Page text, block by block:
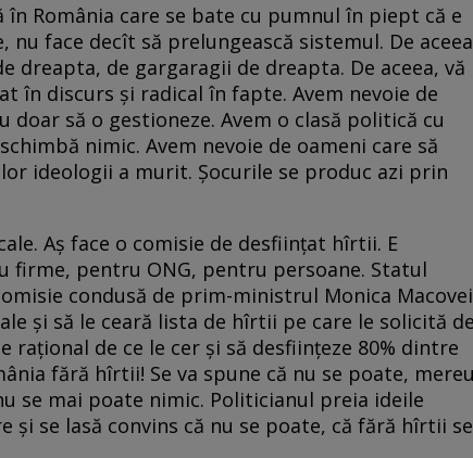
în România care se bate cu pumnul în piept că e
face decît să prelungească sistemul. De
dreapta, de gargaragii de dreapta. De aceea, vă
în discurs şi radical în fapte. Avem nevoie de
să o gestioneze. Avem o clasă politică cu
nimic. Avem nevoie de oameni care să
ideologii a murit. Şocurile se produc azi prin
Aş face o comisie de desfiinţat hîrtii. E
firme, pentru ONG, pentru persoane. Statul
condusă de prim-ministrul Monica Macovei
şi să le ceară lista de hîrtii pe care le solicită
raţional de ce le cer şi să desfiinţeze 80% dintre
fără hîrtii! Se va spune că nu se poate,
se mai poate nimic. Politicianul preia ideile
se lasă convins că nu se poate, că fără hîrtii se